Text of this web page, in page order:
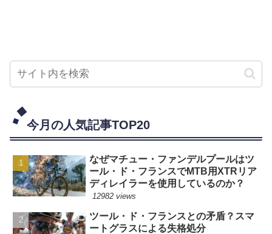
今月の人気記事TOP20
なぜマチュー・ファンデルプールはツ
ール・ド・フランスでMTB用XTRリア
ディレイラーを使用しているのか？
12982 views
ツール・ド・フランスとの矛盾？スマ
ートグラスによる失格処分